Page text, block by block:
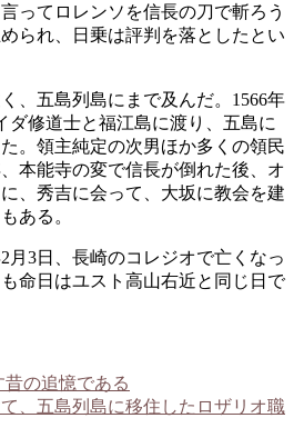
ってロレンソを信長の刀で斬ろう
られ、日乗は評判を落としたとい
、五島列島にまで及んだ。1566年
ダ修道士と福江島に渡り、五島に
。領主純定の次男ほか多くの領民
本能寺の変で信長が倒れた後、オ
、秀吉に会って、大坂に教会を建
ある。
月3日、長崎のコレジオで亡くなっ
命日はユスト高山右近と同じ日で
昔の追憶である
、五島列島に移住したロザリオ職